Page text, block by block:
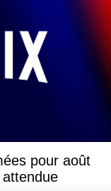
pour août